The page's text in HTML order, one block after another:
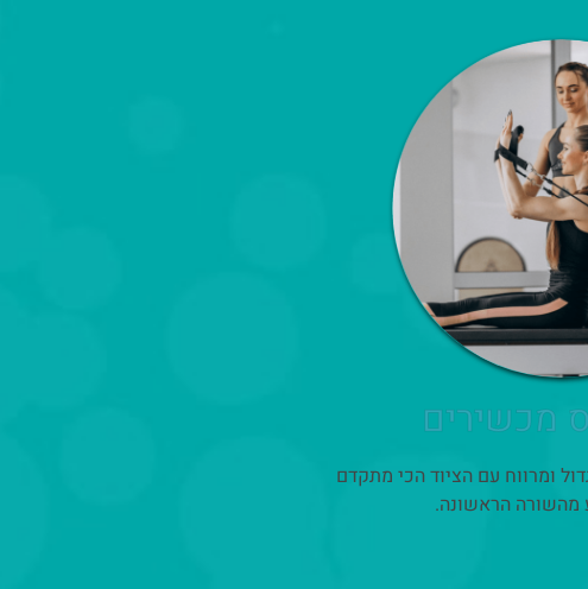
מכשירים
ומרווח עם הציוד הכי מתקדם
מהשורה הראשונה.